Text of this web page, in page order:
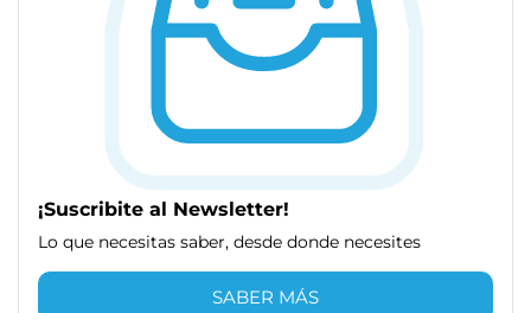
¡Suscribite al Newsletter!
Lo que necesitas saber, desde donde necesites
SABER MÁS